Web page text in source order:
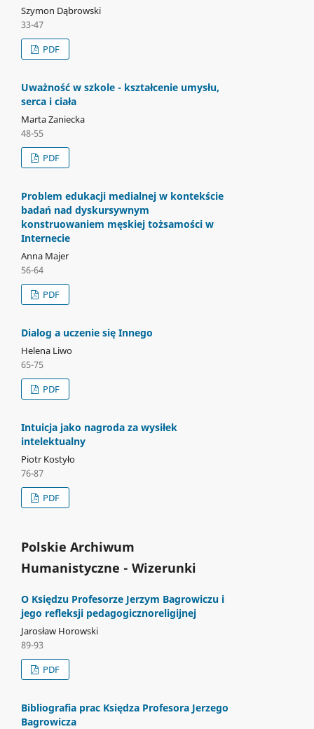
Szymon Dąbrowski
33-47
PDF
Uważność w szkole - kształcenie umysłu,
serca i ciała
Marta Zaniecka
48-55
PDF
Problem edukacji medialnej w kontekście
badań nad dyskursywnym
konstruowaniem męskiej tożsamości w
Internecie
Anna Majer
56-64
PDF
Dialog a uczenie się Innego
Helena Liwo
65-75
PDF
Intuicja jako nagroda za wysiłek
intelektualny
Piotr Kostyło
76-87
PDF
Polskie Archiwum
Humanistyczne - Wizerunki
O Księdzu Profesorze Jerzym Bagrowiczu i
jego refleksji pedagogicznoreligijnej
Jarosław Horowski
89-93
PDF
Bibliografia prac Księdza Profesora Jerzego
Bagrowicza